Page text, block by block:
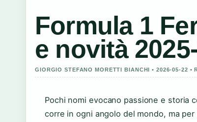
Formula 1
e novità
GIORGIO STEFANO MORETTI BIANCHI • 2026-05-22 •
Pochi nomi evocano passione e storia
corre in ogni angolo del mondo, ma